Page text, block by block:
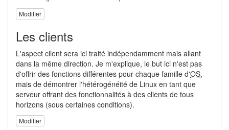
Modifier
Les clients
L'aspect client sera ici traité indépendamment mais allant
dans la même direction. Je m'explique, le but ici n'est pas
d'offrir des fonctions différentes pour chaque famille d'OS,
mais de démontrer l'hétérogénéité de Linux en tant que
serveur offrant des fonctionnalités à des clients de tous
horizons (sous certaines conditions).
Modifier